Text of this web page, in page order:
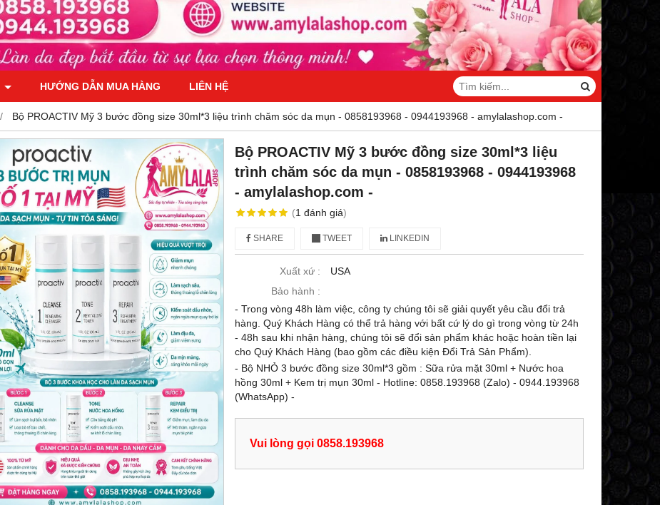
HƯỚNG DẪN MUA HÀNG LIÊN HỆ
Bộ PROACTIV Mỹ 3 bước đồng size 30ml*3 liệu trình chăm sóc da mụn - 0858193968 - 0944193968 - amylalashop.com -
CHẤT VÀNG 24K DOP
LASCAD® NANO GOLD
9IN1 SERUM 39ML -
- 0944.193968
-21%
KEM MẶT (120G) HẠT VÀNG 24K
DOP LASCAD® NANO GOLD
GLUTATHIONE 9IN1 SIÊU TRẮNG
CAO CẤP - 0858193968 - 0944193968
TRẮNG TOÀN THÂN DOP LASCAD
SỮA RỬA MẶT
24K TRẮNG DA
NANO GOLD
0858193968 -
Bộ PROACTIV Mỹ 3 bước đồng size 30ml*3 liệu
trình chăm sóc da mụn - 0858193968 - 0944193968
- amylalashop.com -
(1 đánh giá)
SHARE TWEET LINKEDIN
Xuất xứ :
USA
Bảo hành :
- Trong vòng 48h làm việc, công ty chúng tôi sẽ giải quyết yêu cầu đổi trả
hàng. Quý Khách Hàng có thể trả hàng với bất cứ lý do gì trong vòng từ 24h
- 48h sau khi nhận hàng, chúng tôi sẽ đổi sản phẩm khác hoặc hoàn tiền lại
cho Quý Khách Hàng (bao gồm các điều kiện Đổi Trả Sản Phẩm).
- Bộ NHỎ 3 bước đồng size 30ml*3 gồm : Sữa rửa mặt 30ml + Nước hoa
hồng 30ml + Kem trị mụn 30ml - Hotline: 0858.193968 (Zalo) - 0944.193968
(WhatsApp) -
Vui lòng gọi 0858.193968